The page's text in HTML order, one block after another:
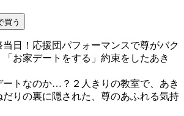
買う
日！応援団パフォーマンスで尊がバク
お家デートをする」約束をしたあき
ートなのか…？２人きりの教室で、あき
だりの裏に隠された、尊のあふれる気持